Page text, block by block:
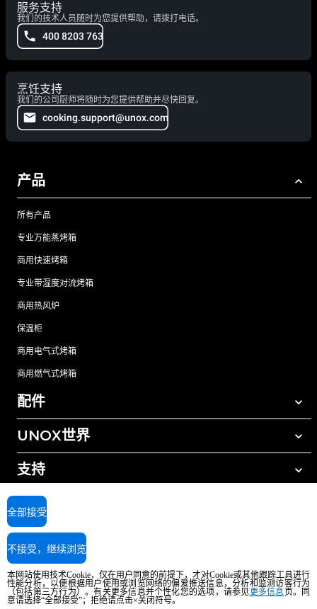
服务支持
我们的技术人员随时为您提供帮助，请拨打电话。
400 8203 763
烹饪支持
我们的公司厨师将随时为您提供帮助并尽快回复。
cooking.support@unox.com
产品
所有产品
专业万能蒸烤箱
商用快速烤箱
专业带湿度对流烤箱
商用热风炉
保温柜
商用电气式烤箱
商用燃气式烤箱
配件
所有配件
自动清洗清洁剂
手动清洗清洁剂
反渗透水处理
UNOX世界
我们在全球的办事处
支持
查找经销商
查找服务中心
版权所有2026 UNOX SpA保留所有权利。Reg.Imp.Padova n°04230750285 -
REA Padova 372835 - Cap.Soc.5.000.000€iv - 增值税/税号04230750285 - IT
WEEE Reg. No. IT08020000000377
AI Content Disclaimer
本网站使用技术Cookie，仅在用户同意的前提下，才对Cookie或其他跟踪工具进行
性能分析，以便根据用户使用或浏览网络的偏爱推送信息，分析和监测访客行为
（包括第三方行为）。有关更多信息并个性化您的选项，请参见更多信息 页。同
意请选择“全部接受”；拒绝请点击×关闭符号。
全部接受
不接受，继续浏览